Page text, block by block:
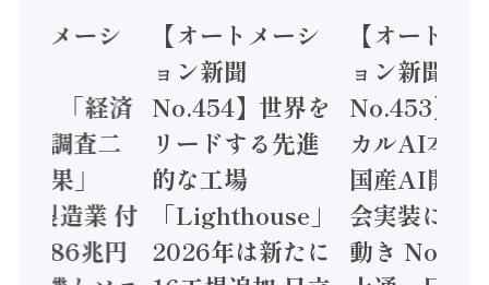
トメーシ
】「経済
態調査二
結果」
年製造業 付
額86兆円
【オートメーシ
ョン新聞
No.454】世界を
リードする先進
的な工場
「Lighthouse」
2026年は新たに
【オートメ
ョン新聞
No.453】フ
カルAI本格
国産AI開発
会実装に活
動き